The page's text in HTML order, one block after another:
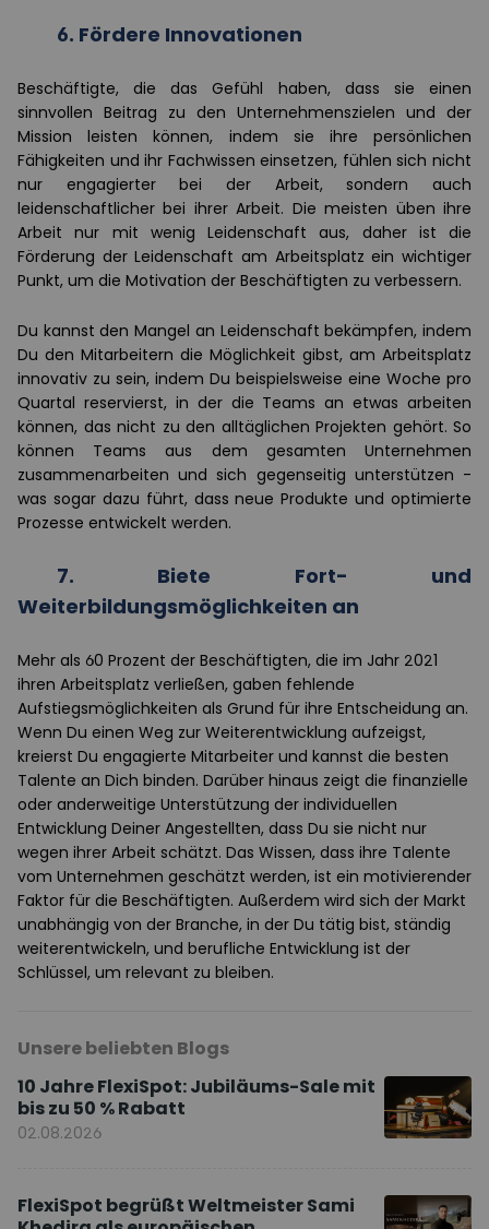
6. Fördere Innovationen
Beschäftigte, die das Gefühl haben, dass sie einen
sinnvollen Beitrag zu den Unternehmenszielen und der
Mission leisten können, indem sie ihre persönlichen
Fähigkeiten und ihr Fachwissen einsetzen, fühlen sich nicht
nur engagierter bei der Arbeit, sondern auch
leidenschaftlicher bei ihrer Arbeit. Die meisten üben ihre
Arbeit nur mit wenig Leidenschaft aus, daher ist die
Förderung der Leidenschaft am Arbeitsplatz ein wichtiger
Punkt, um die Motivation der Beschäftigten zu verbessern.
Du kannst den Mangel an Leidenschaft bekämpfen, indem
Du den Mitarbeitern die Möglichkeit gibst, am Arbeitsplatz
innovativ zu sein, indem Du beispielsweise eine Woche pro
Quartal reservierst, in der die Teams an etwas arbeiten
können, das nicht zu den alltäglichen Projekten gehört. So
können Teams aus dem gesamten Unternehmen
zusammenarbeiten und sich gegenseitig unterstützen -
was sogar dazu führt, dass neue Produkte und optimierte
Prozesse entwickelt werden.
7.
Biete Fort- und
Weiterbildungsmöglichkeiten an
Mehr als 60 Prozent der Beschäftigten, die im Jahr 2021
ihren Arbeitsplatz verließen, gaben fehlende
Aufstiegsmöglichkeiten als Grund für ihre Entscheidung an.
Wenn Du einen Weg zur Weiterentwicklung aufzeigst,
kreierst Du engagierte Mitarbeiter und kannst die besten
Talente an Dich binden. Darüber hinaus zeigt die finanzielle
oder anderweitige Unterstützung der individuellen
Entwicklung Deiner Angestellten, dass Du sie nicht nur
wegen ihrer Arbeit schätzt. Das Wissen, dass ihre Talente
vom Unternehmen geschätzt werden, ist ein motivierender
Faktor für die Beschäftigten. Außerdem wird sich der Markt
unabhängig von der Branche, in der Du tätig bist, ständig
weiterentwickeln, und berufliche Entwicklung ist der
Schlüssel, um relevant zu bleiben.
Unsere beliebten Blogs
10 Jahre FlexiSpot: Jubiläums-Sale mit
bis zu 50 % Rabatt
02.08.2026
FlexiSpot begrüßt Weltmeister Sami